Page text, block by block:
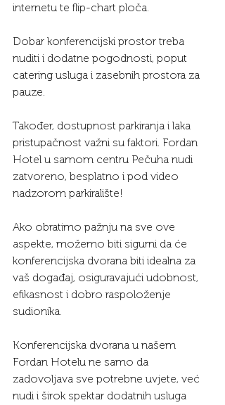
internetu te flip-chart ploča.
Dobar konferencijski prostor treba
nuditi i dodatne pogodnosti, poput
catering usluga i zasebnih prostora za
pauze.
Također, dostupnost parkiranja i laka
pristupačnost važni su faktori. Fordan
Hotel u samom centru Pečuha nudi
zatvoreno, besplatno i pod video
nadzorom parkiralište!
Ako obratimo pažnju na sve ove
aspekte, možemo biti sigurni da će
konferencijska dvorana biti idealna za
vaš događaj, osiguravajući udobnost,
efikasnost i dobro raspoloženje
sudionika.
Konferencijska dvorana u našem
Fordan Hotelu ne samo da
zadovoljava sve potrebne uvjete, već
nudi i širok spektar dodatnih usluga